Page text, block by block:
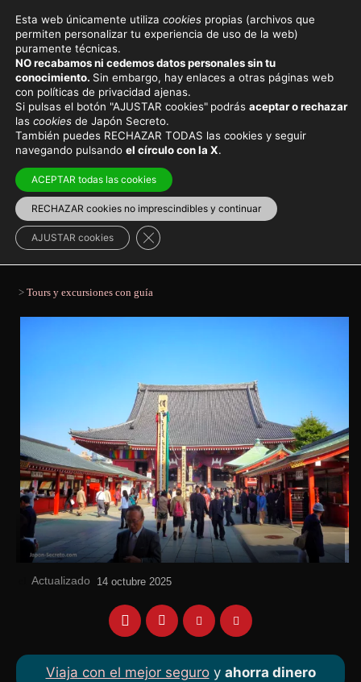
Viajar a Japón Destinos principales
Tours y guías en español en
Tokio, personalizados y en
grupo
Recorre Tokio sin perderte nada y aprovechando tu
tiempo con la compañía de un guía profesional privado
o en grupo, e incluso en español.
Región de Kantō Tokio
> Tours y excursiones con guía
Actualizado 14 octubre 2025
Viaja con el mejor seguroy ahorra dinero
Esta web únicamente utiliza cookies propias (archivos que
permiten personalizar tu experiencia de uso de la web)
puramente técnicas.
NO recabamos ni cedemos datos personales sin tu
conocimiento. Sin embargo, hay enlaces a otras páginas web
con políticas de privacidad ajenas.
Si pulsas el botón "AJUSTAR cookies" podrás aceptar o rechazar
las cookies de Japón Secreto.
También puedes RECHAZAR TODAS las cookies y seguir
navegando pulsando el círculo con la X.
ACEPTAR todas las cookies
RECHAZAR cookies no imprescindibles y continuar
AJUSTAR cookies Cerrar el banner de cookies RGPD